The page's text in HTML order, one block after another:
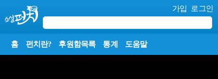
가입 로그인
홈 펀치란? 후원함목록 통계 도움말